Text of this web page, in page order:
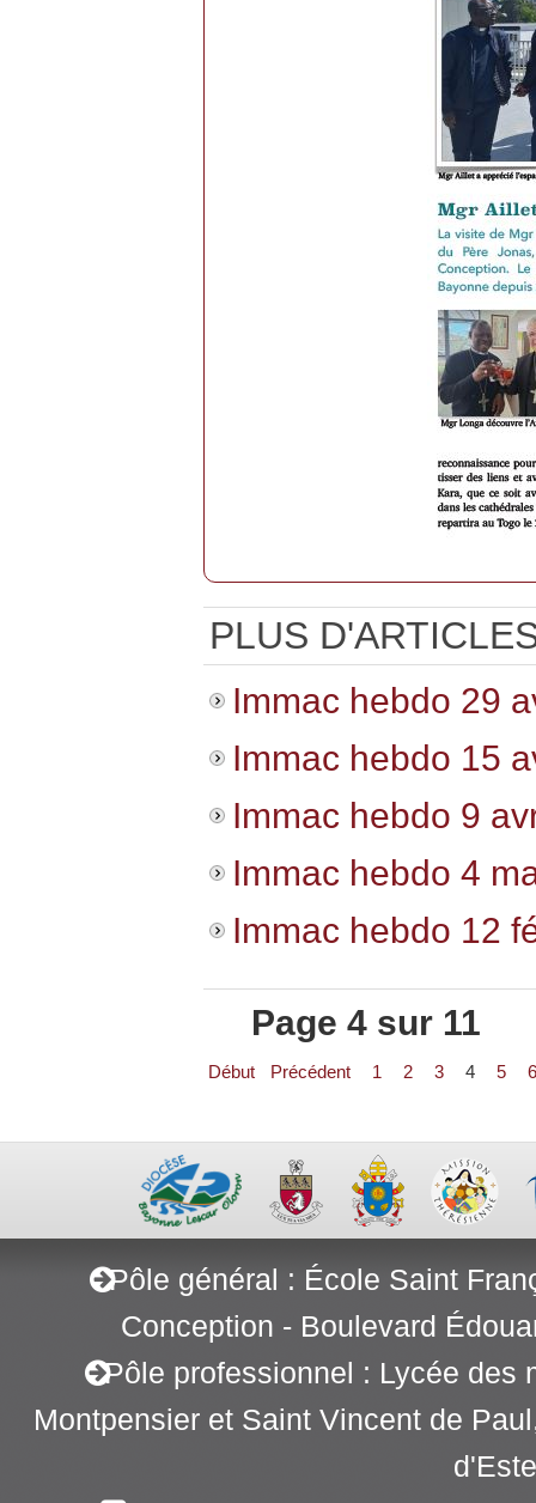
PLUS
Immac hebdo 29
Immac hebdo 15
Immac hebdo 9
Immac hebdo 4
Immac hebdo 12
Page 4 sur 11
Début Précédent 1 2 3 4 5 6
Pôle général : École Saint
Conception - Boulevard
Pôle professionnel : Lycée des
Montpensier et Saint Vincent de